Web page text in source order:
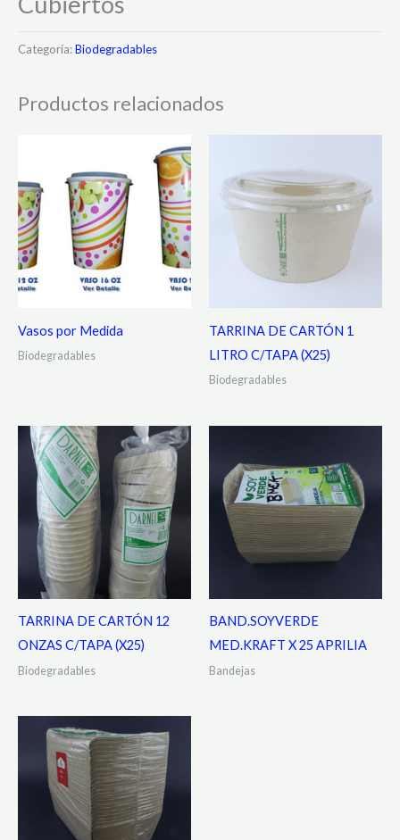
Categoría:Biodegradables
Productos relacionados
Vasos por Medida
Biodegradables
TARRINA DE CARTÓN 1
LITRO C/TAPA (X25)
Biodegradables
TARRINA DE CARTÓN 12
ONZAS C/TAPA (X25)
Biodegradables
BAND.SOYVERDE
MED.KRAFT X 25 APRILIA
Bandejas